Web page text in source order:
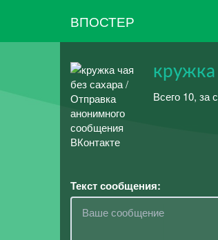
ВПОСТЕР
кружка
Всего 10, за
Текст сообщения: